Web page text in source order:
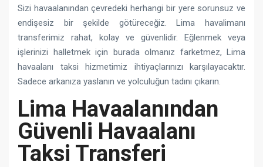
Sizi havaalanından çevredeki herhangi bir yere sorunsuz ve
endişesiz bir şekilde götüreceğiz. Lima havalimanı
transferimiz rahat, kolay ve güvenlidir. Eğlenmek veya
işlerinizi halletmek için burada olmanız farketmez, Lima
havaalanı taksi hizmetimiz ihtiyaçlarınızı karşılayacaktır.
Sadece arkanıza yaslanın ve yolculuğun tadını çıkarın.
Lima Havaalanından
Güvenli Havaalanı
Taksi Transferi